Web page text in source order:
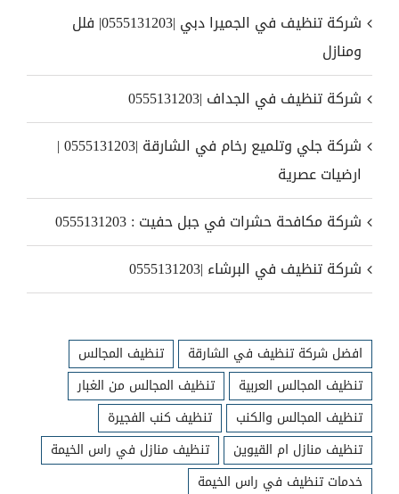
شركة تنظيف في الجميرا دبي |0555131203| فلل
ومنازل
شركة تنظيف في الجداف |0555131203
شركة جلي وتلميع رخام في الشارقة |0555131203 |
ارضيات عصرية
شركة مكافحة حشرات في جبل حفيت : 0555131203
شركة تنظيف في البرشاء |0555131203
افضل شركة تنظيف في الشارقة
تنظيف المجالس
تنظيف المجالس العربية
تنظيف المجالس من الغبار
تنظيف المجالس والكنب
تنظيف كنب الفجيرة
تنظيف منازل ام القيوين
تنظيف منازل في راس الخيمة
خدمات تنظيف في راس الخيمة